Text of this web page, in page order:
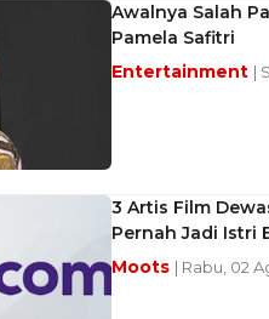
Awalnya Salah
Pamela Safitri
Entertainment |
3 Artis Film
Pernah Jadi Istri
Moots | Rabu, 02